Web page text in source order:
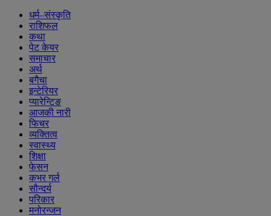
धर्म–संस्कृति
राशिफल
कथा
पेट केयर
समाचार
अर्थ
बगैचा
इन्टेरियर
प्यारेन्टिङ
आजकी नारी
फिचर
व्यक्तित्व
स्वास्थ्य
शिक्षा
फेसन
कभर गर्ल
सौन्दर्य
परिकार
मनोरन्जन